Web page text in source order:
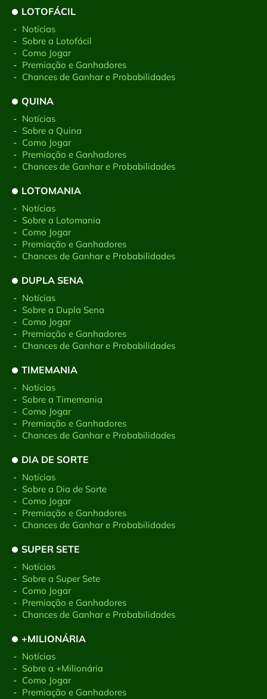
LOTOFÁCIL
- Notícias
- Sobre a Lotofácil
- Como Jogar
- Premiação e Ganhadores
- Chances de Ganhar e Probabilidades
QUINA
- Notícias
- Sobre a Quina
- Como Jogar
- Premiação e Ganhadores
- Chances de Ganhar e Probabilidades
LOTOMANIA
- Notícias
- Sobre a Lotomania
- Como Jogar
- Premiação e Ganhadores
- Chances de Ganhar e Probabilidades
DUPLA SENA
- Notícias
- Sobre a Dupla Sena
- Como Jogar
- Premiação e Ganhadores
- Chances de Ganhar e Probabilidades
TIMEMANIA
- Notícias
- Sobre a Timemania
- Como Jogar
- Premiação e Ganhadores
- Chances de Ganhar e Probabilidades
DIA DE SORTE
- Notícias
- Sobre a Dia de Sorte
- Como Jogar
- Premiação e Ganhadores
- Chances de Ganhar e Probabilidades
SUPER SETE
- Notícias
- Sobre a Super Sete
- Como Jogar
- Premiação e Ganhadores
- Chances de Ganhar e Probabilidades
+MILIONÁRIA
- Notícias
- Sobre a +Milionária
- Como Jogar
- Premiação e Ganhadores